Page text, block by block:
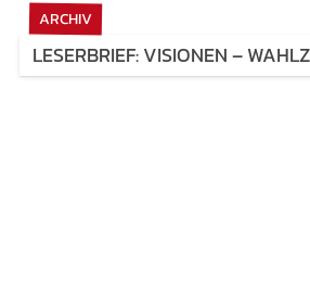
ARCHIV
LESERBRIEF: VISIONEN –